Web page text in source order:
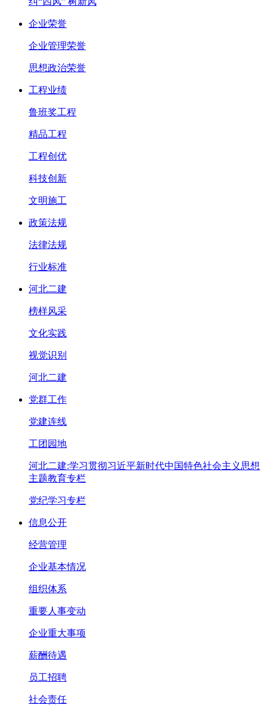
企业荣誉
企业管理荣誉
思想政治荣誉
工程业绩
鲁班奖工程
精品工程
工程创优
科技创新
文明施工
政策法规
法律法规
行业标准
河北二建
榜样风采
文化实践
视觉识别
河北二建
党群工作
党建连线
工团园地
河北二建:学习贯彻习近平新时代中国特色社会主义思想
主题教育专栏
党纪学习专栏
信息公开
经营管理
企业基本情况
组织体系
重要人事变动
企业重大事项
薪酬待遇
员工招聘
社会责任